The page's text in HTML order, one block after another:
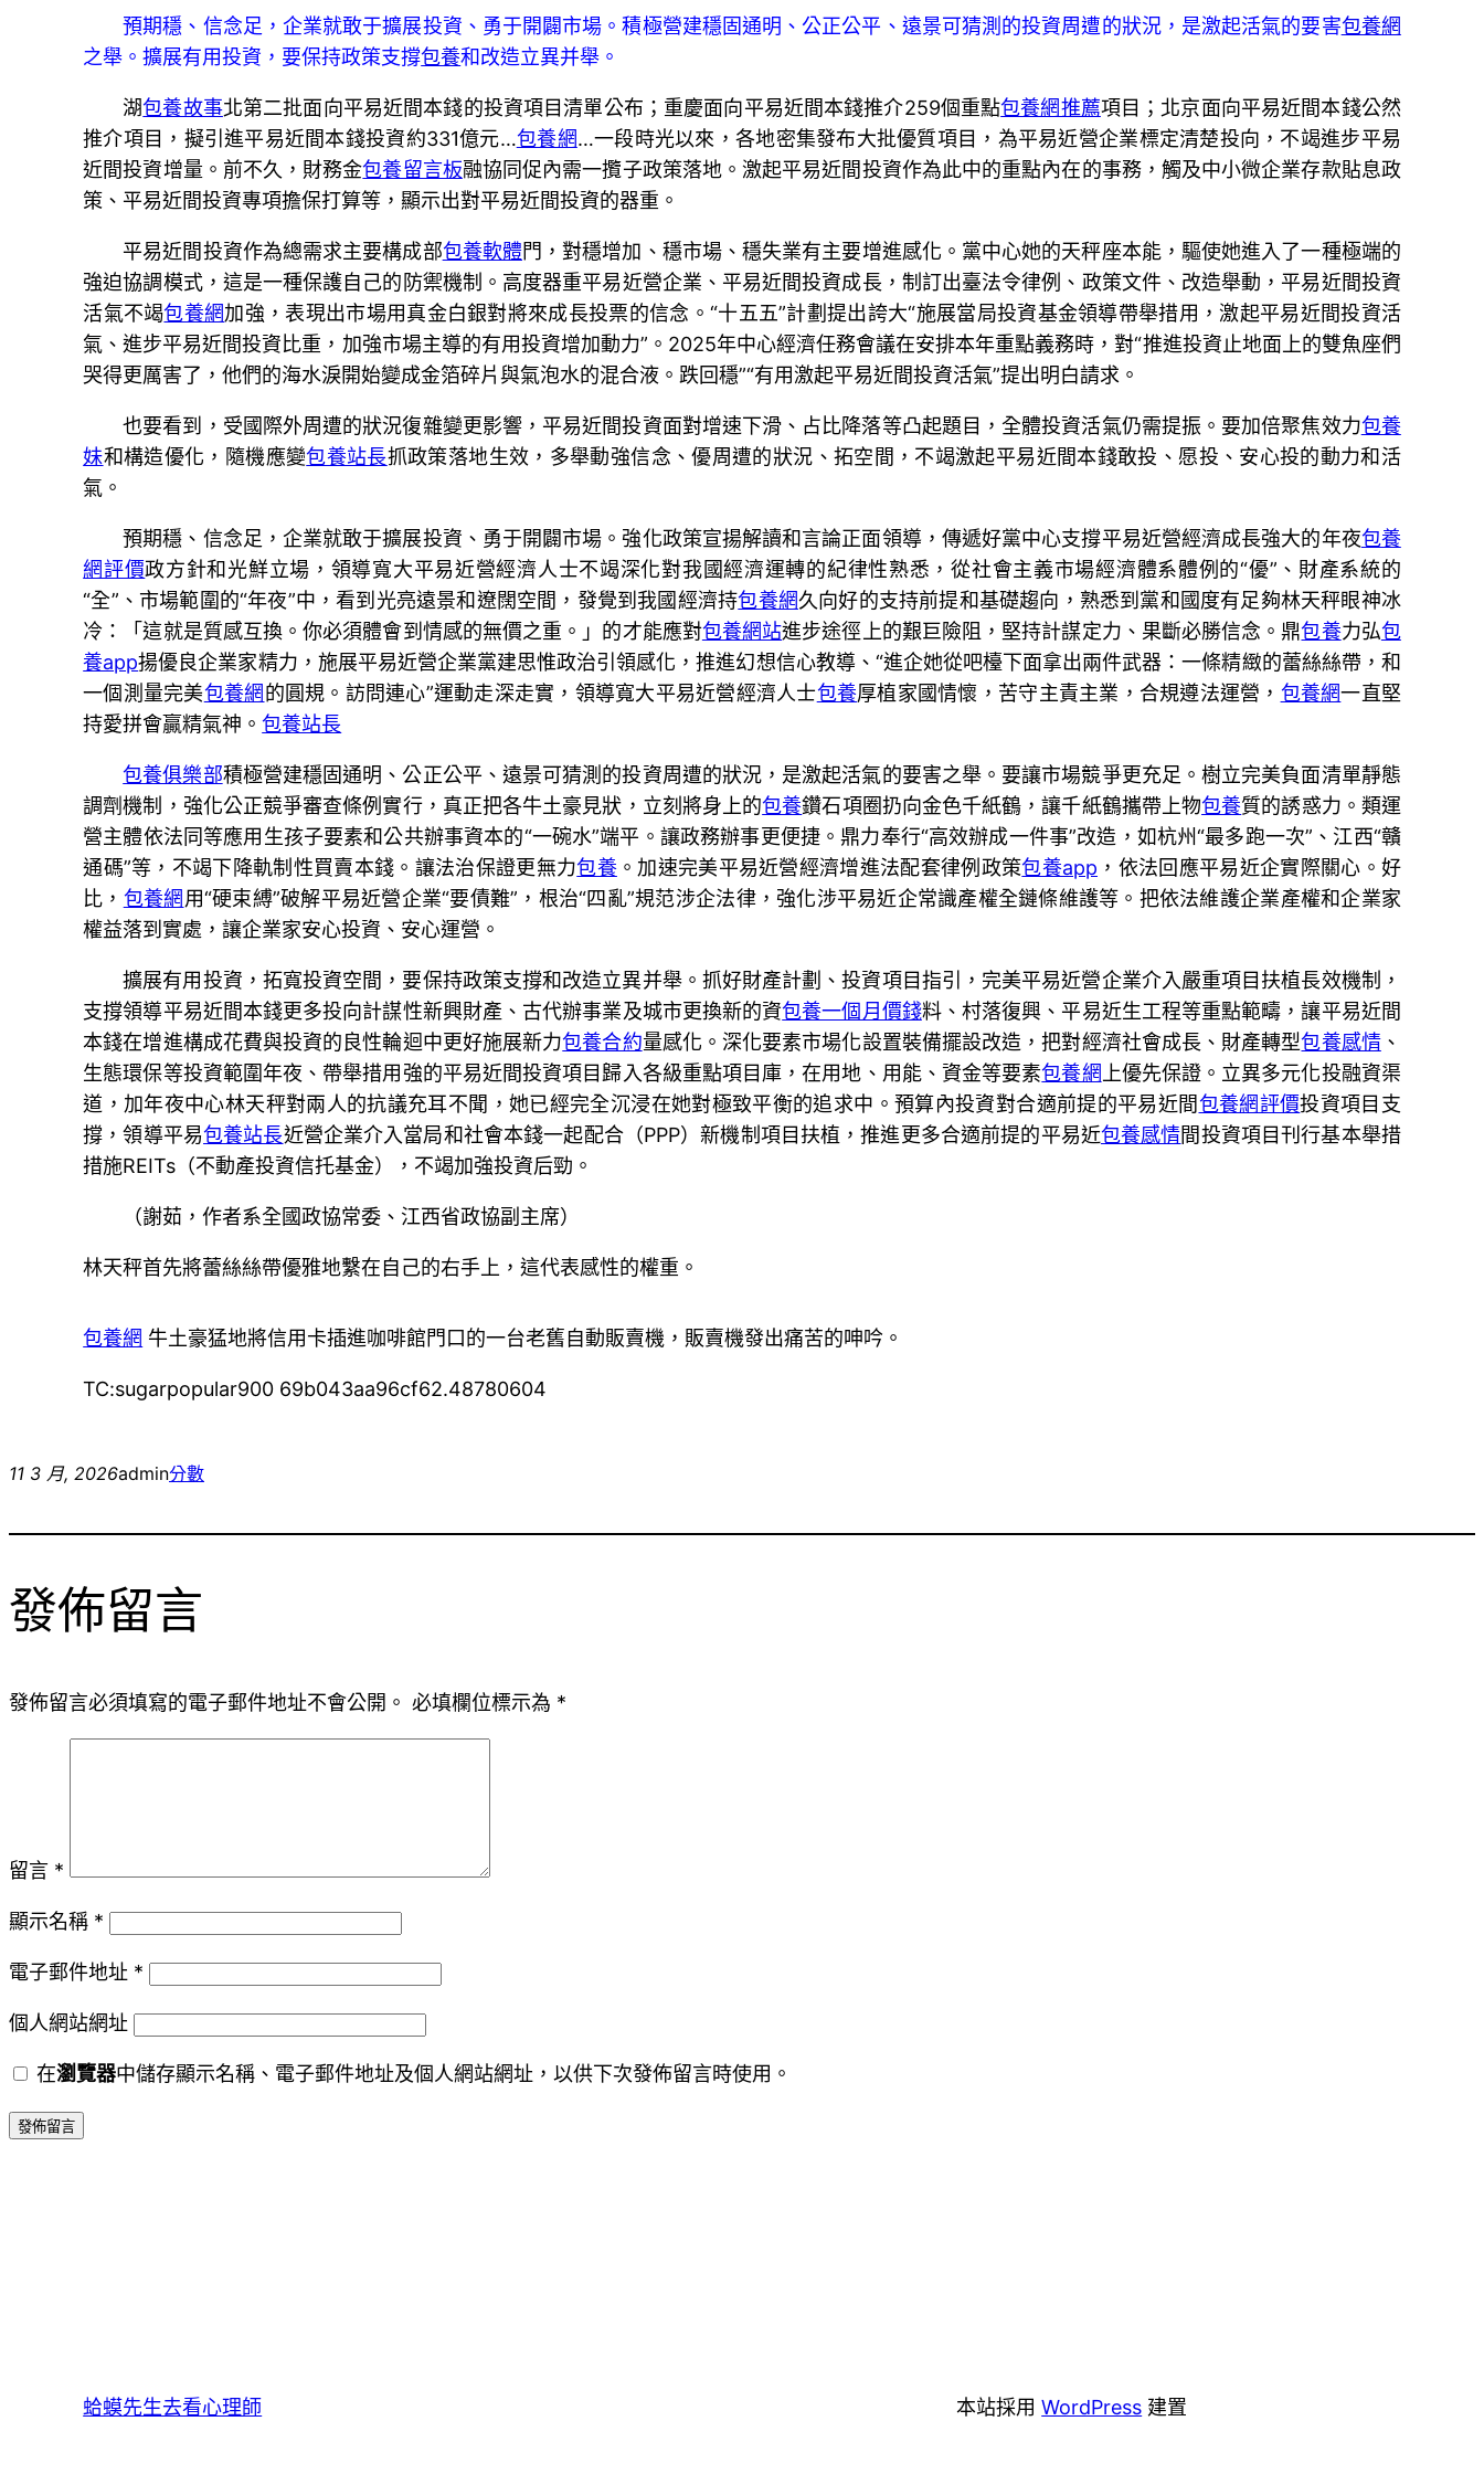
預期穩、信念足，企業就敢于擴展投資、勇于開闢市場。積極營建穩固通明、公正公平、遠景可猜測的投資周遭的狀況，是激起活氣的要害包養網
之舉。擴展有用投資，要保持政策支撐包養和改造立異并舉。
湖包養故事北第二批面向平易近間本錢的投資項目清單公布；重慶面向平易近間本錢推介259個重點包養網推薦項目；北京面向平易近間本錢公然
推介項目，擬引進平易近間本錢投資約331億元…包養網…一段時光以來，各地密集發布大批優質項目，為平易近營企業標定清楚投向，不竭進步平易
近間投資增量。前不久，財務金包養留言板融協同促內需一攬子政策落地。激起平易近間投資作為此中的重點內在的事務，觸及中小微企業存款貼息政
策、平易近間投資專項擔保打算等，顯示出對平易近間投資的器重。
平易近間投資作為總需求主要構成部包養軟體門，對穩增加、穩市場、穩失業有主要增進感化。黨中心她的天秤座本能，驅使她進入了一種極端的
強迫協調模式，這是一種保護自己的防禦機制。高度器重平易近營企業、平易近間投資成長，制訂出臺法令律例、政策文件、改造舉動，平易近間投資
活氣不竭包養網加強，表現出市場用真金白銀對將來成長投票的信念。“十五五”計劃提出誇大“施展當局投資基金領導帶舉措用，激起平易近間投資活
氣、進步平易近間投資比重，加強市場主導的有用投資增加動力”。2025年中心經濟任務會議在安排本年重點義務時，對“推進投資止地面上的雙魚座們
哭得更厲害了，他們的海水淚開始變成金箔碎片與氣泡水的混合液。跌回穩”“有用激起平易近間投資活氣”提出明白請求。
也要看到，受國際外周遭的狀況復雜變更影響，平易近間投資面對增速下滑、占比降落等凸起題目，全體投資活氣仍需提振。要加倍聚焦效力包養
妹和構造優化，隨機應變包養站長抓政策落地生效，多舉動強信念、優周遭的狀況、拓空間，不竭激起平易近間本錢敢投、愿投、安心投的動力和活
氣。
預期穩、信念足，企業就敢于擴展投資、勇于開闢市場。強化政策宣揚解讀和言論正面領導，傳遞好黨中心支撐平易近營經濟成長強大的年夜包養
網評價政方針和光鮮立場，領導寬大平易近營經濟人士不竭深化對我國經濟運轉的紀律性熟悉，從社會主義市場經濟體系體例的“優”、財產系統的
“全”、市場範圍的“年夜”中，看到光亮遠景和遼闊空間，發覺到我國經濟持包養網久向好的支持前提和基礎趨向，熟悉到黨和國度有足夠林天秤眼神冰
冷：「這就是質感互換。你必須體會到情感的無價之重。」的才能應對包養網站進步途徑上的艱巨險阻，堅持計謀定力、果斷必勝信念。鼎包養力弘包
養app揚優良企業家精力，施展平易近營企業黨建思惟政治引領感化，推進幻想信心教導、“進企她從吧檯下面拿出兩件武器：一條精緻的蕾絲絲帶，和
一個測量完美包養網的圓規。訪問連心”運動走深走實，領導寬大平易近營經濟人士包養厚植家國情懷，苦守主責主業，合規遵法運營， 包養網一直堅
持愛拼會贏精氣神。包養站長
包養俱樂部積極營建穩固通明、公正公平、遠景可猜測的投資周遭的狀況，是激起活氣的要害之舉。要讓市場競爭更充足。樹立完美負面清單靜態
調劑機制，強化公正競爭審查條例實行，真正把各牛土豪見狀，立刻將身上的包養鑽石項圈扔向金色千紙鶴，讓千紙鶴攜帶上物包養質的誘惑力。類運
營主體依法同等應用生孩子要素和公共辦事資本的“一碗水”端平。讓政務辦事更便捷。鼎力奉行“高效辦成一件事”改造，如杭州“最多跑一次”、江西“贛
通碼”等，不竭下降軌制性買賣本錢。讓法治保證更無力包養。加速完美平易近營經濟增進法配套律例政策包養app ，依法回應平易近企實際關心。好
比， 包養網用“硬束縛”破解平易近營企業“要債難”，根治“四亂”規范涉企法律，強化涉平易近企常識產權全鏈條維護等。把依法維護企業產權和企業家
權益落到實處，讓企業家安心投資、安心運營。
擴展有用投資，拓寬投資空間，要保持政策支撐和改造立異并舉。抓好財產計劃、投資項目指引，完美平易近營企業介入嚴重項目扶植長效機制，
支撐領導平易近間本錢更多投向計謀性新興財產、古代辦事業及城市更換新的資包養一個月價錢料、村落復興、平易近生工程等重點範疇，讓平易近間
本錢在增進構成花費與投資的良性輪迴中更好施展新力包養合約量感化。深化要素市場化設置裝備擺設改造，把對經濟社會成長、財產轉型包養感情、
生態環保等投資範圍年夜、帶舉措用強的平易近間投資項目歸入各級重點項目庫，在用地、用能、資金等要素包養網 上優先保證。立異多元化投融資渠
道，加年夜中心林天秤對兩人的抗議充耳不聞，她已經完全沉浸在她對極致平衡的追求中。預算內投資對合適前提的平易近間包養網評價投資項目支
撐，領導平易包養站長近營企業介入當局和社會本錢一起配合（PPP）新機制項目扶植，推進更多合適前提的平易近包養感情間投資項目刊行基本舉措
措施REITs（不動產投資信托基金），不竭加強投資后勁。
（謝茹，作者系全國政協常委、江西省政協副主席）
林天秤首先將蕾絲絲帶優雅地繫在自己的右手上，這代表感性的權重。
包養網 牛土豪猛地將信用卡插進咖啡館門口的一台老舊自動販賣機，販賣機發出痛苦的呻吟。
TC:sugarpopular900 69b043aa96cf62.48780604
11 3 月, 2026admin分數
發佈留言
發佈留言必須填寫的電子郵件地址不會公開。 必填欄位標示為 *
留言 *
顯示名稱 *
電子郵件地址 *
個人網站網址
在瀏覽器中儲存顯示名稱、電子郵件地址及個人網站網址，以供下次發佈留言時使用。
蛤蟆先生去看心理師 本站採用WordPress 建置